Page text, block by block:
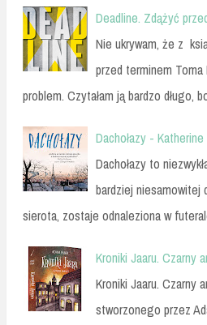
Deadline. Zdążyć
Nie ukrywam, że z
przed terminem Toma
problem. Czytałam ją bardzo długo,
Dachołazy - Katherine
Dachołazy to
bardziej niesamowitej
sierota, zostaje odnaleziona w
Kroniki Jaaru. Czarny
Kroniki Jaaru. Czarny
stworzonego przez